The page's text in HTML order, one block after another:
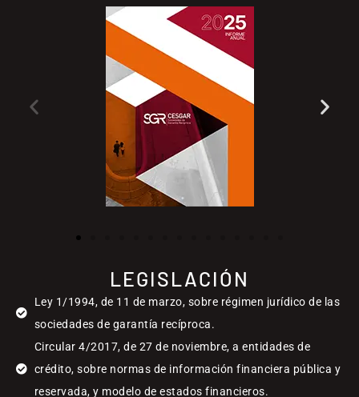
LEGISLACIÓN
Ley 1/1994, de 11 de marzo, sobre régimen jurídico de las
sociedades de garantía recíproca.
Circular 4/2017, de 27 de noviembre, a entidades de
crédito, sobre normas de información financiera pública y
reservada, y modelo de estados financieros.